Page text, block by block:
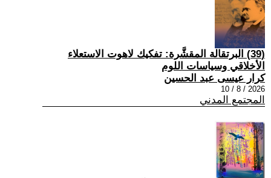
(39) البرتقالة المقشَّرة: تفكيك لاهوت الاستعلاء
الأخلاقي وسياسات اللوم
كرار عيسى عبد الحسين
2026 / 8 / 10
المجتمع المدني